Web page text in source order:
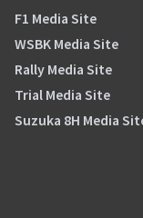
F1 Media Site
WSBK Media Site
Rally Media Site
Trial Media Site
Suzuka 8H Media